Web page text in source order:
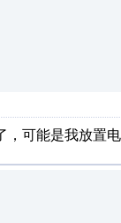
，可能是我放置